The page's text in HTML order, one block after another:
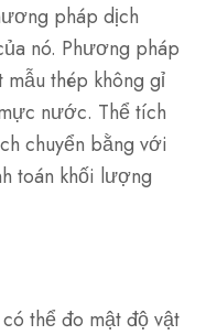
pháp dịch
nó. Phương pháp
mẫu thép không gỉ
nước. Thể tích
chuyển bằng với
toán khối lượng
thể đo mật độ vật